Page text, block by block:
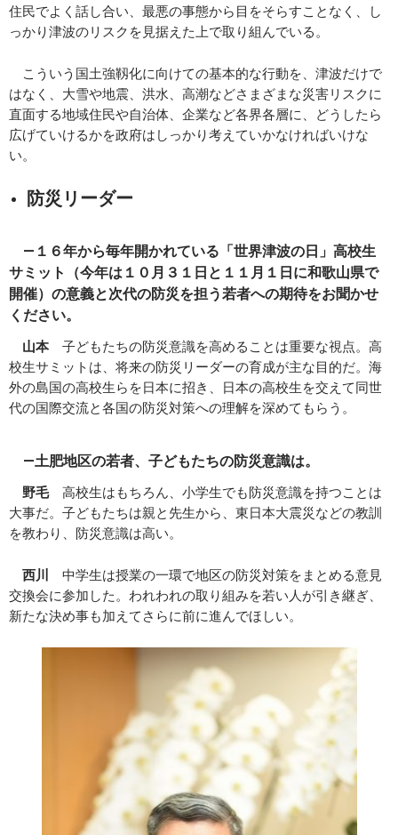
住民でよく話し合い、最悪の事態から目をそらすことなく、し
っかり津波のリスクを見据えた上で取り組んでいる。
こういう国土強靱化に向けての基本的な行動を、津波だけで
はなく、大雪や地震、洪水、高潮などさまざまな災害リスクに
直面する地域住民や自治体、企業など各界各層に、どうしたら
広げていけるかを政府はしっかり考えていかなければいけな
い。
防災リーダー
―１６年から毎年開かれている「世界津波の日」高校生
サミット（今年は１０月３１日と１１月１日に和歌山県で
開催）の意義と次代の防災を担う若者への期待をお聞かせ
ください。
山本子どもたちの防災意識を高めることは重要な視点。高
校生サミットは、将来の防災リーダーの育成が主な目的だ。海
外の島国の高校生らを日本に招き、日本の高校生を交えて同世
代の国際交流と各国の防災対策への理解を深めてもらう。
―土肥地区の若者、子どもたちの防災意識は。
野毛高校生はもちろん、小学生でも防災意識を持つことは
大事だ。子どもたちは親と先生から、東日本大震災などの教訓
を教わり、防災意識は高い。
西川
中学生は授業の一環で地区の防災対策をまとめる意見
交換会に参加した。われわれの取り組みを若い人が引き継ぎ、
新たな決め事も加えてさらに前に進んでほしい。